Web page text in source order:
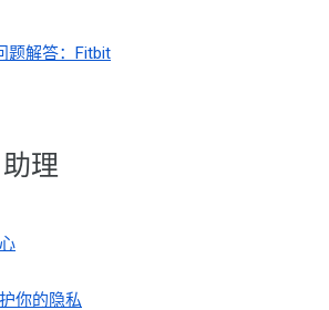
题解答：Fitbit
理
你的隐私